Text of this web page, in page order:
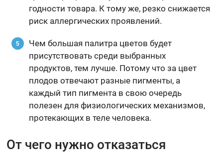
годности товара. К тому же, резко снижается
риск аллергических проявлений.
Чем большая палитра цветов будет
присутствовать среди выбранных
продуктов, тем лучше. Потому что за цвет
плодов отвечают разные пигменты, а
каждый тип пигмента в свою очередь
полезен для физиологических механизмов,
протекающих в теле человека.
От чего нужно отказаться